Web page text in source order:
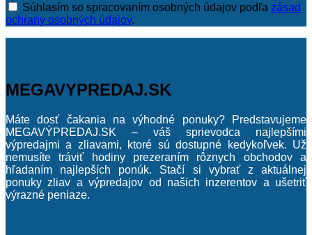
Súhlasím so spracovaním osobných údajov podľa zásad
ochrany osobných údajov.
MEGAVYPREDAJ.SK
Máte dosť čakania na výhodné ponuky? Predstavujeme
MEGAVÝPREDAJ.SK – váš sprievodca najlepšími
výpredajmi a zliavami, ktoré sú dostupné kedykoľvek. Už
nemusíte tráviť hodiny prezeraním rôznych obchodov a
hľadaním najlepších ponúk. Stačí si vybrať z aktuálnej
ponuky zliav a výpredajov od našich inzerentov a ušetriť
výrazné peniaze.